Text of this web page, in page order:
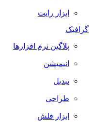
ابزار رایت
گرافیک
پلاگین نرم افزارها
انیمیشن
تبدیل
طراحی
ابزار فلش